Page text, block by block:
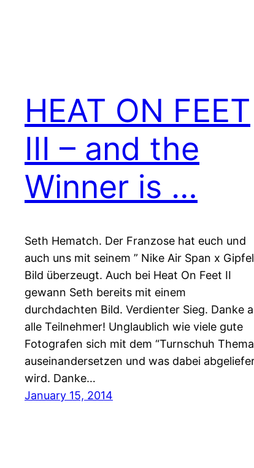
HEAT ON FEET
III – and the
Winner is …
Seth Hematch. Der Franzose hat euch und
auch uns mit seinem ” Nike Air Span x
Bild überzeugt. Auch bei Heat On Feet II
gewann Seth bereits mit einem
durchdachten Bild. Verdienter Sieg. Danke
alle Teilnehmer! Unglaublich wie viele gute
Fotografen sich mit dem “Turnschuh
auseinandersetzen und was dabei
wird. Danke…
January 15, 2014